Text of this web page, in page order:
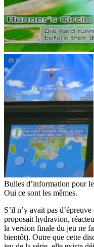
Bulles d’information pour
Oui ce sont les mêmes.
S’il n’y avait pas
proposait hydravion,
la version finale du jeu ne
bientôt). Outre que cette